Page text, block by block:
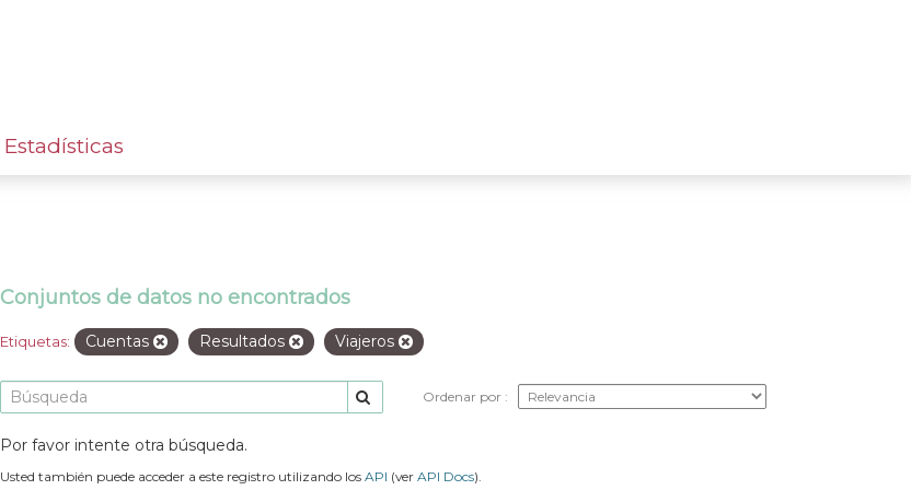
Estadísticas
Conjuntos de datos no encontrados
Etiquetas: Cuentas Resultados Viajeros
Ordenar por
Por favor intente otra búsqueda.
Usted también puede acceder a este registro utilizando los API (ver API Docs).